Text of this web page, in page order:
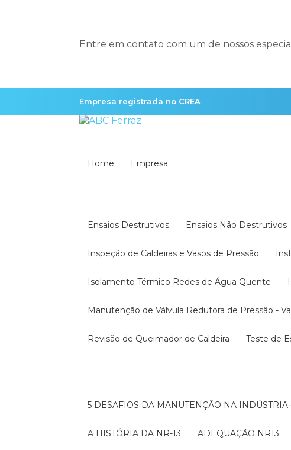
Entre em contato com um de nossos
Empresa registrada no CREA
Home Empresa
Ensaios Destrutivos Ensaios Não Destrutivos
Inspeção de Caldeiras e Vasos de Pressão
Isolamento Térmico Redes de Água Quente
Manutenção de Válvula Redutora de Pressão -
Revisão de Queimador de Caldeira Teste de
5 DESAFIOS DA MANUTENÇÃO NA INDÚSTRIA
A HISTÓRIA DA NR-13 ADEQUAÇÃO NR13